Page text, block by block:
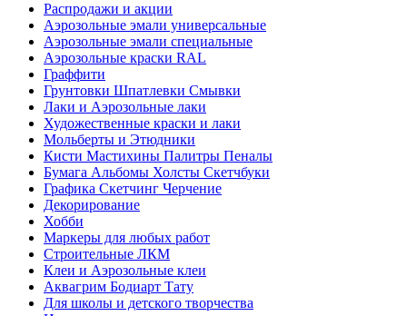
Распродажи и акции
Аэрозольные эмали универсальные
Аэрозольные эмали специальные
Аэрозольные краски RAL
Граффити
Грунтовки Шпатлевки Смывки
Лаки и Аэрозольные лаки
Художественные краски и лаки
Мольберты и Этюдники
Кисти Мастихины Палитры Пеналы
Бумага Альбомы Холсты Скетчбуки
Графика Скетчинг Черчение
Декорирование
Хобби
Маркеры для любых работ
Строительные ЛКМ
Клеи и Аэрозольные клеи
Аквагрим Бодиарт Тату
Для школы и детского творчества